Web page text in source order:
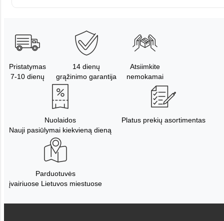
Pristatymas
7-10 dienų
14 dienų
grąžinimo garantija
Atsiimkite
nemokamai
Nuolaidos
Nauji pasiūlymai kiekvieną dieną
Platus prekių asortimentas
Parduotuvės
įvairiuose Lietuvos miestuose